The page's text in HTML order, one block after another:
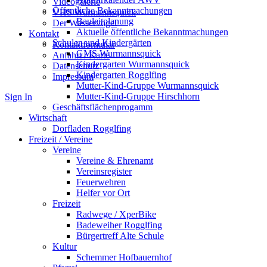
VHS Wurmannsquick
Der Wasservogel
Kontakt
Kontaktformular
Anfahrt / Karte
Datenschutz
Impressum
Sign In
Öffentliche Bekanntmachungen
Bauleitplanung
Aktuelle öffentliche Bekanntmachungen
Schulen und Kindergärten
GMS Wurmannsquick
Kindergarten Wurmannsquick
Kindergarten Rogglfing
Mutter-Kind-Gruppe Wurmannsquick
Mutter-Kind-Gruppe Hirschhorn
Geschäftsflächenprogamm
Wirtschaft
Dorfladen Rogglfing
Freizeit / Vereine
Vereine
Vereine & Ehrenamt
Vereinsregister
Feuerwehren
Helfer vor Ort
Freizeit
Radwege / XperBike
Badeweiher Rogglfing
Bürgertreff Alte Schule
Kultur
Schemmer Hofbauernhof